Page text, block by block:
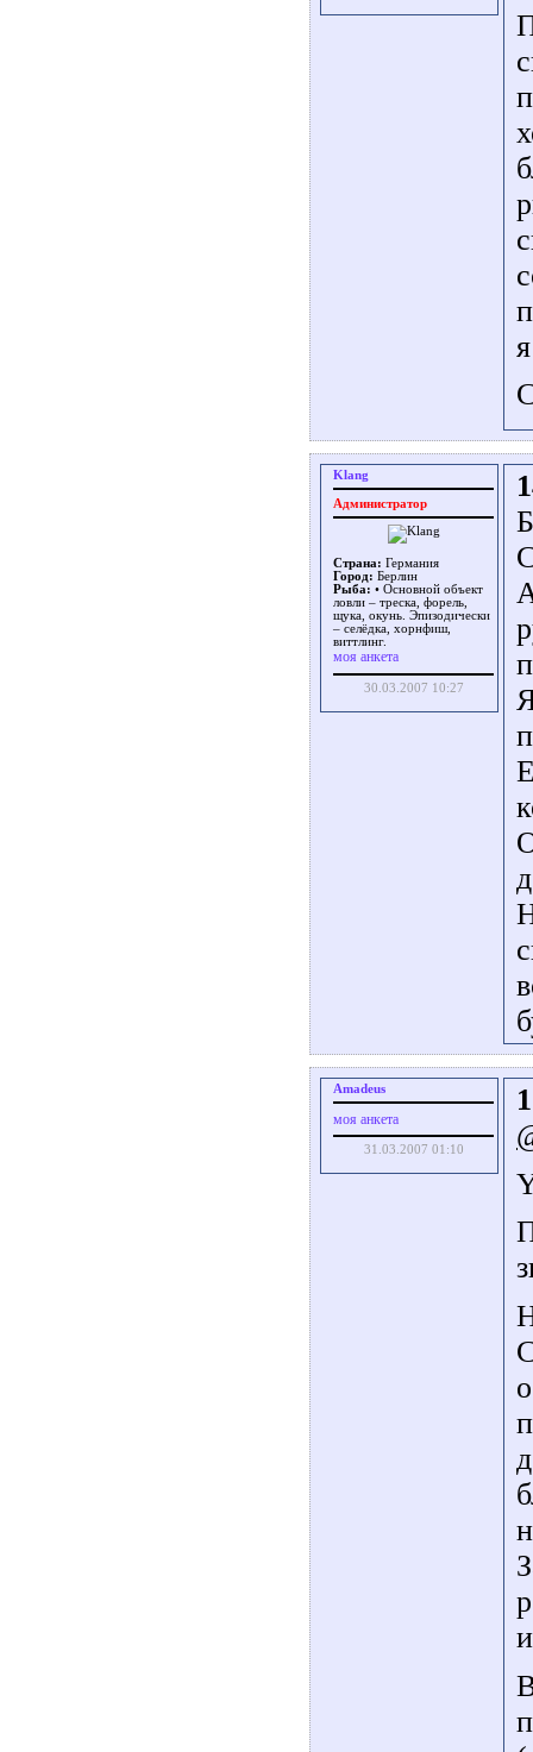
Klang
Администратор
Страна: Германия
Город: Берлин
Рыба: • Основной объект
ловли – треска, форель,
щука, окунь. Эпизодически
– селёдка, хорнфиш,
виттлинг.
моя анкета
30.03.2007 10:27
Amadeus
моя анкета
31.03.2007 01:10